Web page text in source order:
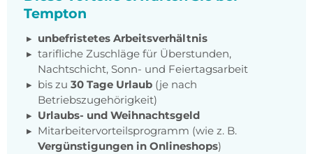
Tempton
unbefristetes Arbeitsverhältnis
tarifliche Zuschläge für Überstunden,
Nachtschicht, Sonn- und Feiertagsarbeit
bis zu 30 Tage Urlaub (je nach
Betriebszugehörigkeit)
Urlaubs- und Weihnachtsgeld
Mitarbeitervorteilsprogramm (wie z. B.
Vergünstigungen in Onlineshops)